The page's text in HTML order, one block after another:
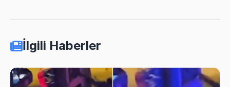
İlgili Haberler